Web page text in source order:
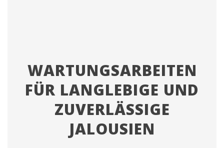
WARTUNGSARBEITEN
FÜR LANGLEBIGE UND
ZUVERLÄSSIGE
JALOUSIEN